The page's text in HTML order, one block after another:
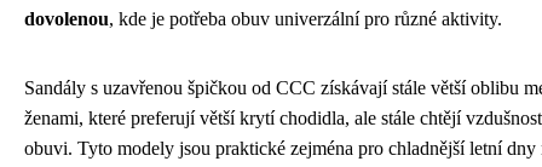
dovolenou, kde je potřeba obuv univerzální pro různé aktivity.
Sandály s uzavřenou špičkou od CCC získávají stále větší oblibu
ženami, které preferují větší krytí chodidla, ale stále chtějí
obuvi. Tyto modely jsou praktické zejména pro chladnější letní dny